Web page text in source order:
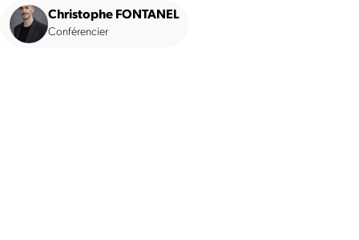
Christophe FONTANEL
Conférencier